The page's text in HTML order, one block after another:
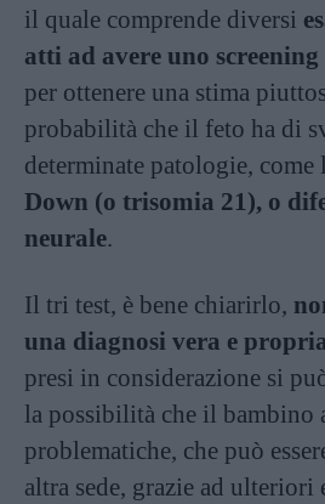
il quale comprende diversi
atti ad avere uno
per ottenere una stima
probabilità che il feto ha di
determinate patologie, come
Down (o trisomia 21), o
neurale.
Il tri test, è bene chiarirlo,
una diagnosi vera e
presi in considerazione si
la possibilità che il bambino
problematiche, che può
altra sede, grazie ad